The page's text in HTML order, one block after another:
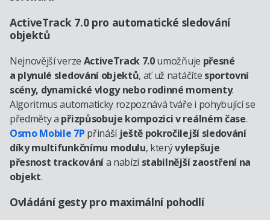
ActiveTrack 7.0 pro automatické sledování
objektů
Nejnovější verze ActiveTrack 7.0umožňuje přesné
a plynulé sledování objektů, ať už natáčíte sportovní
scény, dynamické vlogy nebo rodinné momenty.
Algoritmus automaticky rozpoznává tváře i pohybující se
předměty a přizpůsobuje kompozici v reálném čase.
Osmo Mobile 7P přináší ještě pokročilejší sledování
díky multifunkčnímu modulu, kterývylepšuje
přesnost trackovánía nabízístabilnější zaostření na
objekt.
Ovládání gesty pro maximální pohodlí